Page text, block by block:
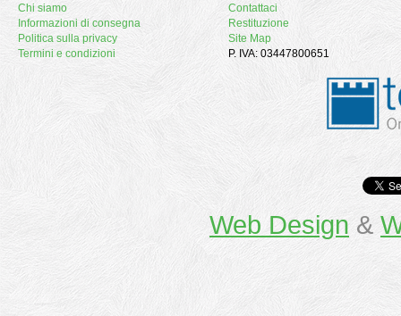
Chi siamo
Informazioni di consegna
Politica sulla privacy
Termini e condizioni
Contattaci
Restituzione
Site Map
P. IVA: 03447800651
Web Design &